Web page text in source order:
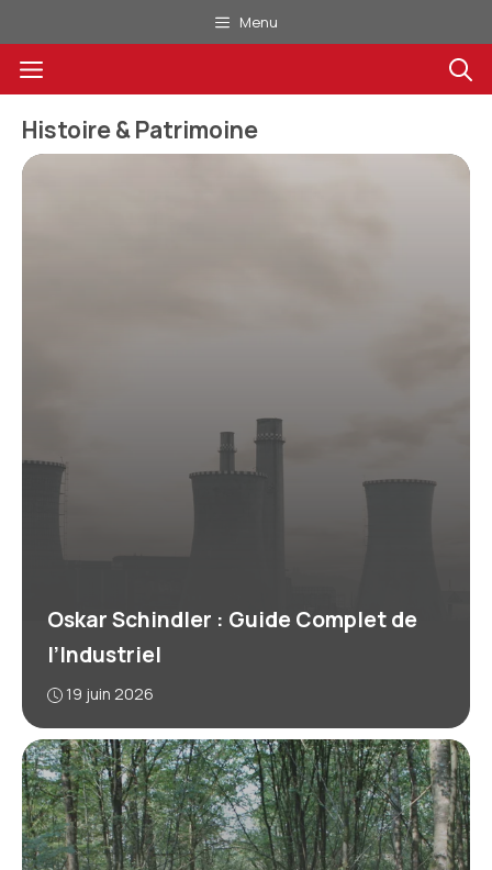
au
contenu
Menu
Menu
Histoire & Patrimoine
Oskar Schindler : Guide Complet de
l’Industriel
19 juin 2026